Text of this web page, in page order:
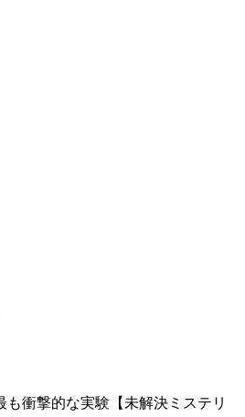
も衝撃的な実験【未解決ミステリ